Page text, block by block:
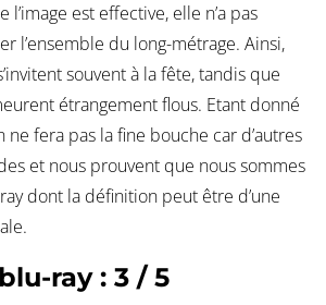
l’image est effective, elle n’a pas
l’ensemble du long-métrage. Ainsi,
souvent à la fête, tandis que
étrangement flous. Etant donné
ne fera pas la fine bouche car d’autres
et nous prouvent que nous sommes
dont la définition peut être d’une
ray : 3 / 5